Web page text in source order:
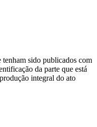
tenham sido publicados com
da parte que está
integral do ato